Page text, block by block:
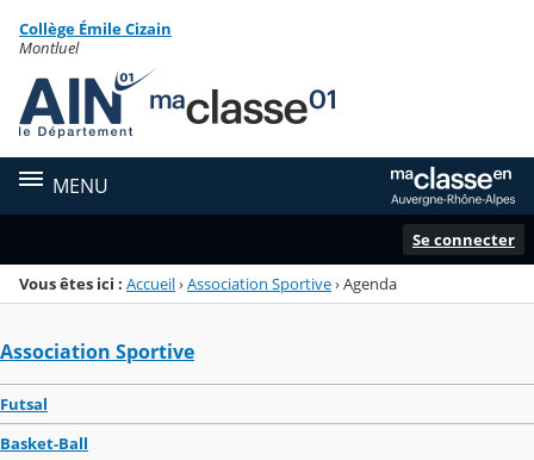
Menu de la rubrique
Contenu
Collège Émile Cizain
Montluel
MENU
Se connecter
Vous êtes ici : Accueil›Association Sportive›Agenda
Association Sportive
Futsal
Basket-Ball